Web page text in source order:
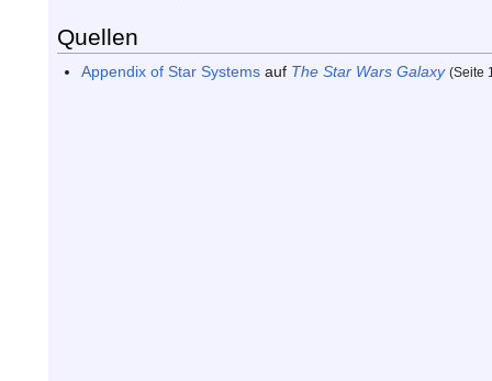
Quellen
Appendix of Star Systems auf The Star Wars Galaxy (Seite